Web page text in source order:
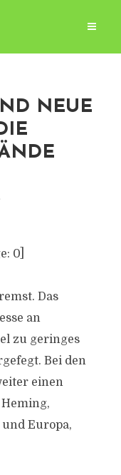
NEUE
0]
Das
an
zu geringes
Bei den
einen
Europa,